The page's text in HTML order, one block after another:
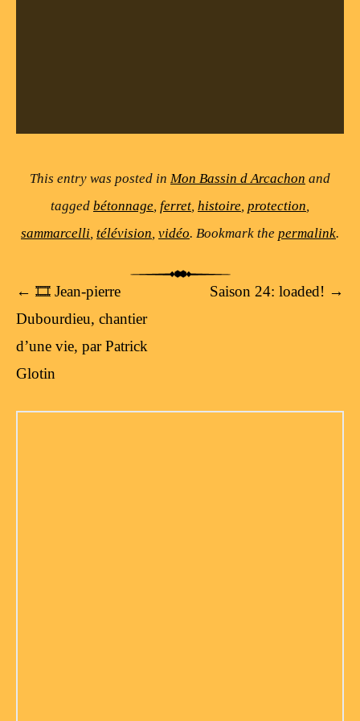
This entry was posted in Mon Bassin d Arcachon and
tagged bétonnage, ferret, histoire, protection,
sammarcelli, télévision, vidéo. Bookmark the permalink.
Post navigation
← 🎞 Jean-pierre
Dubourdieu, chantier
d’une vie, par Patrick
Glotin
Saison 24: loaded! →